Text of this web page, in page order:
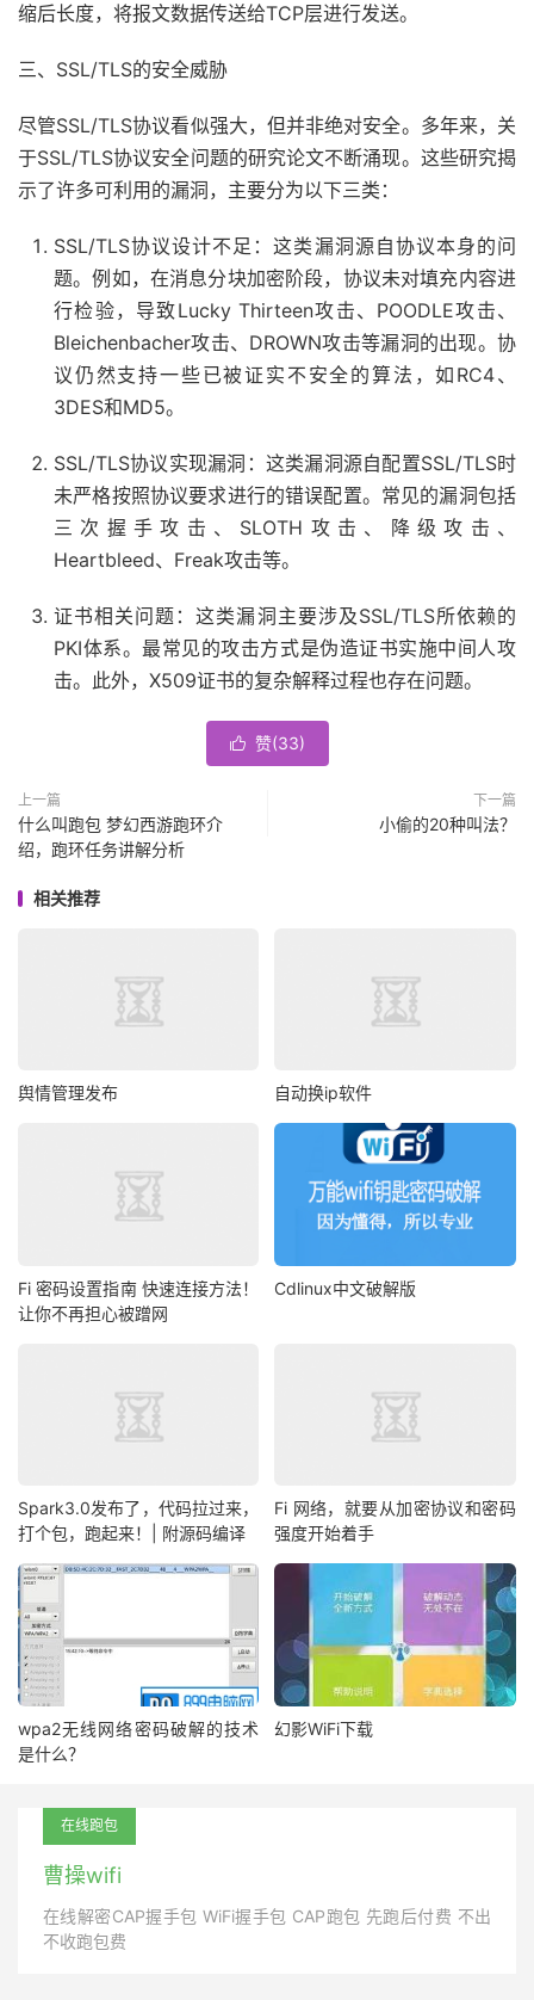
缩后长度，将报文数据传送给TCP层进行发送。
三、SSL/TLS的安全威胁
尽管SSL/TLS协议看似强大，但并非绝对安全。多年来，关
于SSL/TLS协议安全问题的研究论文不断涌现。这些研究揭
示了许多可利用的漏洞，主要分为以下三类：
SSL/TLS协议设计不足：这类漏洞源自协议本身的问
题。例如，在消息分块加密阶段，协议未对填充内容进
行检验，导致Lucky Thirteen攻击、POODLE攻击、
Bleichenbacher攻击、DROWN攻击等漏洞的出现。协
议仍然支持一些已被证实不安全的算法，如RC4、
3DES和MD5。
SSL/TLS协议实现漏洞：这类漏洞源自配置SSL/TLS时
未严格按照协议要求进行的错误配置。常见的漏洞包括
三次握手攻击、SLOTH攻击、降级攻击、
Heartbleed、Freak攻击等。
证书相关问题：这类漏洞主要涉及SSL/TLS所依赖的
PKI体系。最常见的攻击方式是伪造证书实施中间人攻
击。此外，X509证书的复杂解释过程也存在问题。
 赞(33)
上一篇
什么叫跑包 梦幻西游跑环介
绍，跑环任务讲解分析
下一篇
小偷的20种叫法？
相关推荐
舆情管理发布 自动换ip软件
Fi 密码设置指南 快速连接方法！
让你不再担心被蹭网
Cdlinux中文破解版
Spark3.0发布了，代码拉过来，
打个包，跑起来！| 附源码编译
Fi 网络，就要从加密协议和密码
强度开始着手
wpa2无线网络密码破解的技术
是什么？
幻影WiFi下载
在线跑包
曹操wifi
在线解密CAP握手包 WiFi握手包 CAP跑包 先跑后付费 不出
不收跑包费